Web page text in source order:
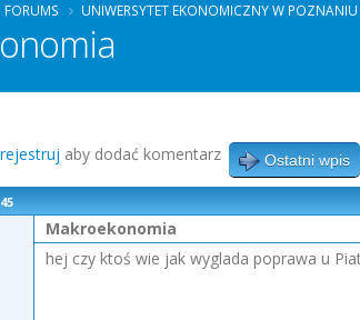
FORUMS UNIWERSYTET EKONOMICZNY W POZNANIU
aby dodać komentarz Ostatni wpis
Makroekonomia
hej czy ktoś wie jak wyglada poprawa u